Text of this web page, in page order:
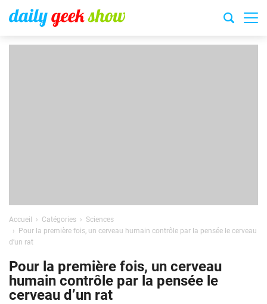
Accueil Catégories
Sciences
Pour la première fois, un cerveau humain contrôle par la pensée le cerveau
d’un rat
Pour la première fois, un cerveau
humain contrôle par la pensée le
cerveau d’un rat